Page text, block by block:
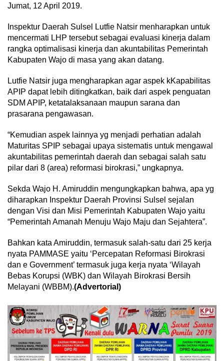
Jumat, 12 April 2019.
Inspektur Daerah Sulsel Lutfie Natsir menharapkan untuk
mencermati LHP tersebut sebagai evaluasi kinerja dalam
rangka optimalisasi kinerja dan akuntabilitas Pemerintah
Kabupaten Wajo di masa yang akan datang.
Lutfie Natsir juga mengharapkan agar aspek kKapabilitas
APIP dapat lebih ditingkatkan, baik dari aspek penguatan
SDM APIP, ketatalaksanaan maupun sarana dan
prasarana pengawasan.
“Kemudian aspek lainnya yg menjadi perhatian adalah
Maturitas SPIP sebagai upaya sistematis untuk mengawal
akuntabilitas pemerintah daerah dan sebagai salah satu
pilar dari 8 (area) reformasi birokrasi,” ungkapnya.
Sekda Wajo H. Amiruddin mengungkapkan bahwa, apa yg
diharapkan Inspektur Daerah Provinsi Sulsel sejalan
dengan Visi dan Misi Pemerintah Kabupaten Wajo yaitu
“Pemerintah Amanah Menuju Wajo Maju dan Sejahtera”.
Bahkan kata Amiruddin, termasuk salah-satu dari 25 kerja
nyata PAMMASE yaitu ‘Percepatan Reformasi Birokrasi
dan e Government’ termasuk juga kerja nyata ‘Wilayah
Bebas Korupsi (WBK) dan Wilayah Birokrasi Bersih
Melayani (WBBM).(Advertorial)